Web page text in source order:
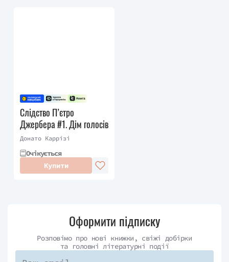
Слідство П’єтро
Джербера #1. Дім голосів
Донато Каррізі
Очікується
Купити
Оформити підписку
Розповімо про нові книжки, свіжі добірки
та головні літературні події